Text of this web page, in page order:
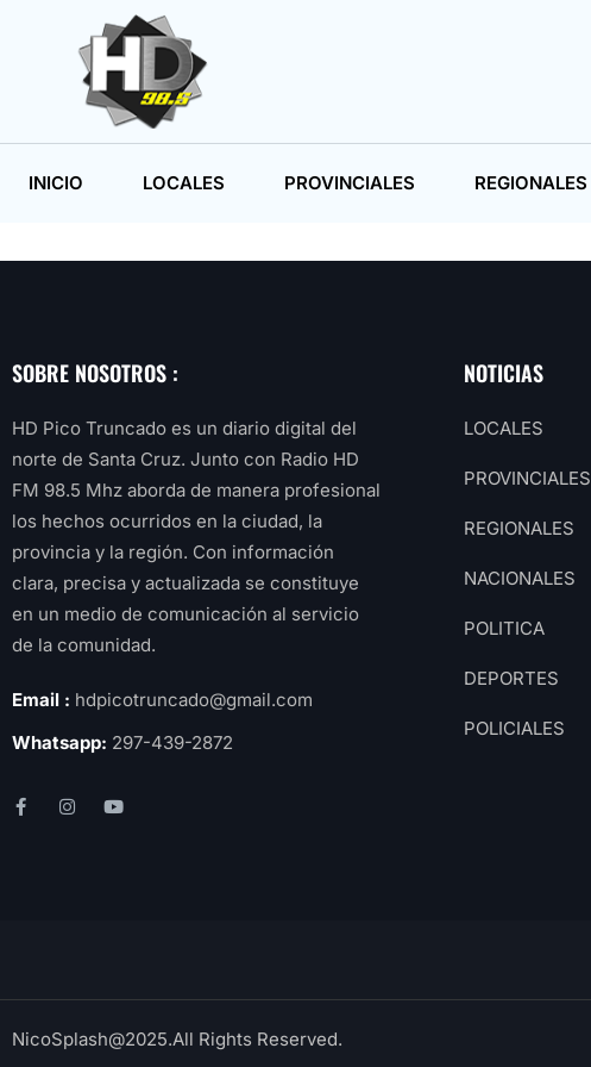
INICIO LOCALES PROVINCIALES REGIONALES
SOBRE NOSOTROS :
HD Pico Truncado es un diario digital del
norte de Santa Cruz. Junto con Radio HD
FM 98.5 Mhz aborda de manera profesional
los hechos ocurridos en la ciudad, la
provincia y la región. Con información
clara, precisa y actualizada se constituye
en un medio de comunicación al servicio
de la comunidad.
Email : hdpicotruncado@gmail.com
Whatsapp: 297-439-2872
NOTICIAS
LOCALES
PROVINCIALES
REGIONALES
NACIONALES
POLITICA
DEPORTES
POLICIALES
NicoSplash@2025.All Rights Reserved.